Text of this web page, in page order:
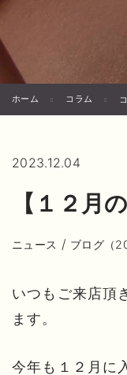
ホーム コラム
2023.12.04
【１２月
ニュース / ブログ（
いつもご来店頂
ます。
今年も１２月に